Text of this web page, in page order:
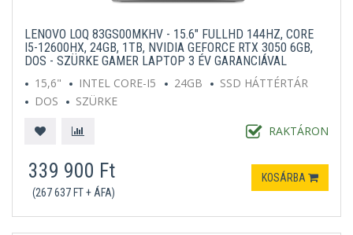
LENOVO LOQ 83GS00MKHV - 15.6" FULLHD 144HZ, CORE
I5-12600HX, 24GB, 1TB, NVIDIA GEFORCE RTX 3050 6GB,
DOS - SZÜRKE GAMER LAPTOP 3 ÉV GARANCIÁVAL
15,6"
INTEL CORE-I5 24GB
SSD HÁTTÉRTÁR
DOS
SZÜRKE
RAKTÁRON
339 900 Ft
(267 637 FT + ÁFA)
KOSÁRBA